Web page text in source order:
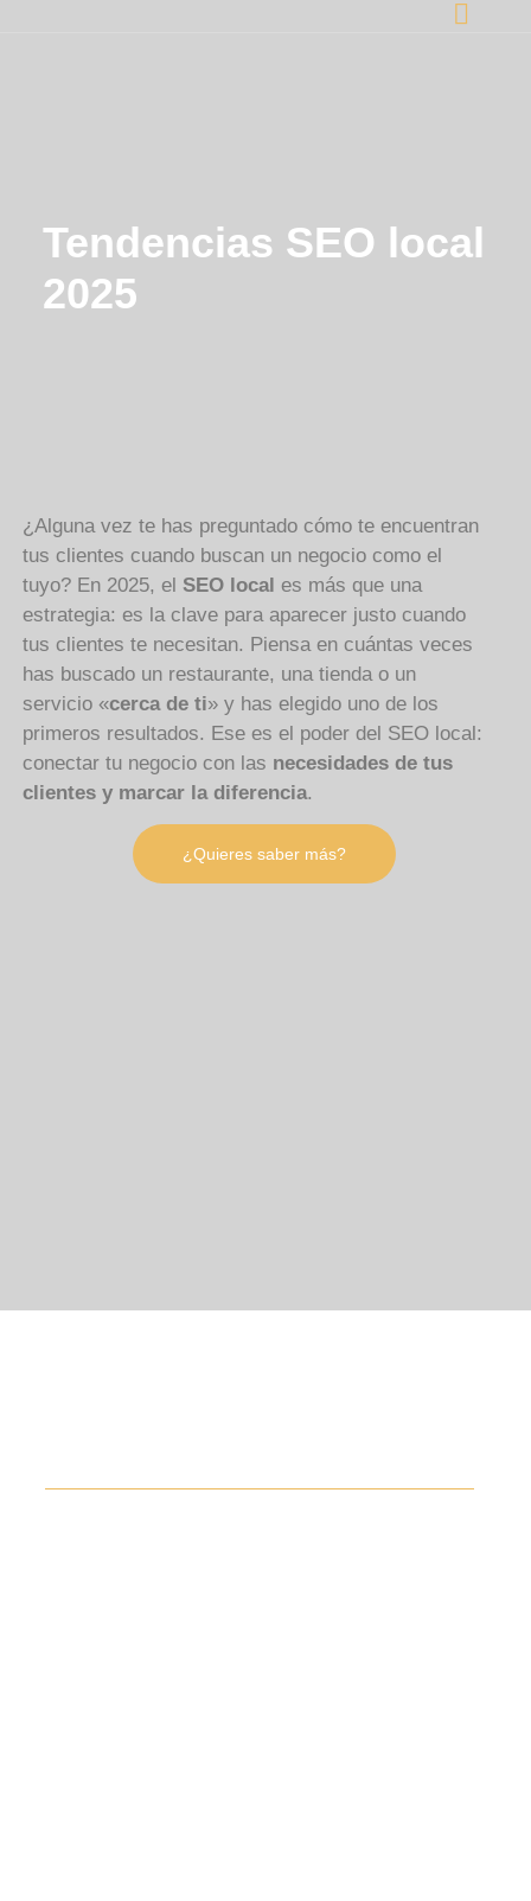
Tendencias SEO local
2025
¿Alguna vez te has preguntado cómo te encuentran
tus clientes cuando buscan un negocio como el
tuyo? En 2025, el SEO local es más que una
estrategia: es la clave para aparecer justo cuando
tus clientes te necesitan. Piensa en cuántas veces
has buscado un restaurante, una tienda o un
servicio «cerca de ti» y has elegido uno de los
primeros resultados. Ese es el poder del SEO local:
conectar tu negocio con las necesidades de tus
clientes y marcar la diferencia.
¿Quieres saber más?